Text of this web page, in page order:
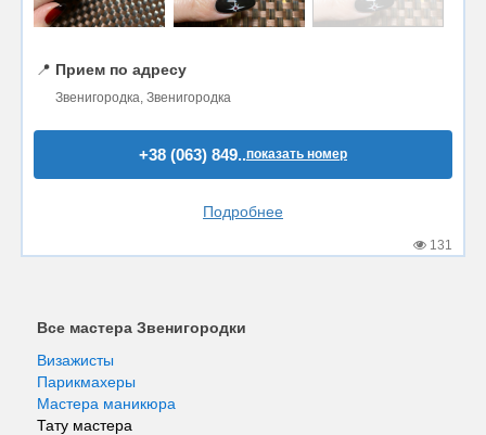
📍 Прием по адресу
Звенигородка, Звенигородка
+38 (063) 849..показать номер
Подробнее
131
Все мастера Звенигородки
Визажисты
Парикмахеры
Мастера маникюра
Тату мастера